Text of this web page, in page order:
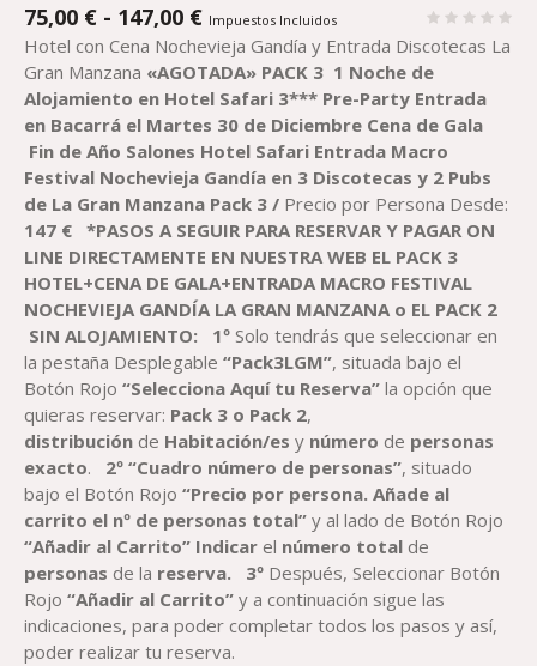
75,00 € - 147,00 €RANGO
DE
PRECIOS:
DESDE
75,00 €
HASTA
147,00 €
Impuestos Incluidos
Hotel con Cena Nochevieja Gandía y Entrada Discotecas La
Gran Manzana «AGOTADA» PACK 3 1 Noche de
Alojamiento en Hotel Safari 3*** Pre-Party Entrada
en Bacarrá el Martes 30 de Diciembre Cena de Gala
Fin de Año Salones Hotel Safari Entrada Macro
Festival Nochevieja Gandía en 3 Discotecas y 2 Pubs
de La Gran Manzana Pack 3 / Precio por Persona Desde:
147 € *PASOS A SEGUIR PARA RESERVARY PAGAR ON
LINE DIRECTAMENTE EN NUESTRA WEB EL PACK 3
HOTEL+CENA DE GALA+ENTRADA MACRO FESTIVAL
NOCHEVIEJA GANDÍA LA GRAN MANZANA o EL PACK 2
SIN ALOJAMIENTO: 1ºSolo tendrás que seleccionar en
la pestaña Desplegable“Pack3LGM”, situada bajo el
Botón Rojo“Selecciona Aquí tu Reserva” la opción que
quieras reservar: Pack 3 o Pack 2,
distribución de Habitación/es y número de personas
exacto. 2º “Cuadro número de personas”, situado
bajo el Botón Rojo“Precio por persona. Añade al
carrito el nº de personas total”y al lado de Botón Rojo
“Añadir al Carrito” Indicar el número total de
personas de la reserva. 3º Después, Seleccionar Botón
Rojo“Añadir al Carrito” y a continuación sigue las
indicaciones, para poder completar todos los pasos y así,
poder realizar tu reserva.